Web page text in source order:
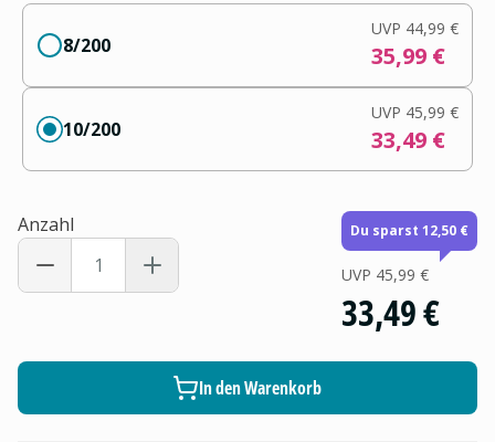
8/200
UVP 44,99 €
35,99 €
10/200
UVP 45,99 €
33,49 €
Anzahl Du sparst 12,50 €
UVP 45,99 €
33,49 €
In den Warenkorb